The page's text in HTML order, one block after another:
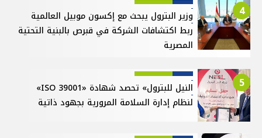
4
وزير البترول يبحث مع إكسون موبيل العالمية
ربط اكتشافات الشركة في قبرص بالبنية التحتية
المصرية
5
النيل للبترول» تحصد شهادة «ISO 39001»
لنظام إدارة السلامة المرورية بجهود ذاتية